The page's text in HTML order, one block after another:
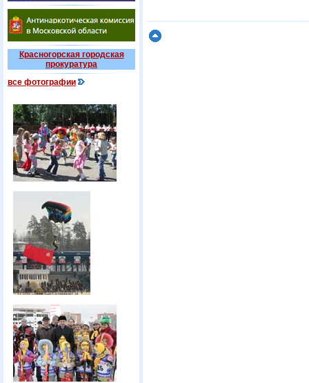
Красногорская городская
прокуратура
все фотографии